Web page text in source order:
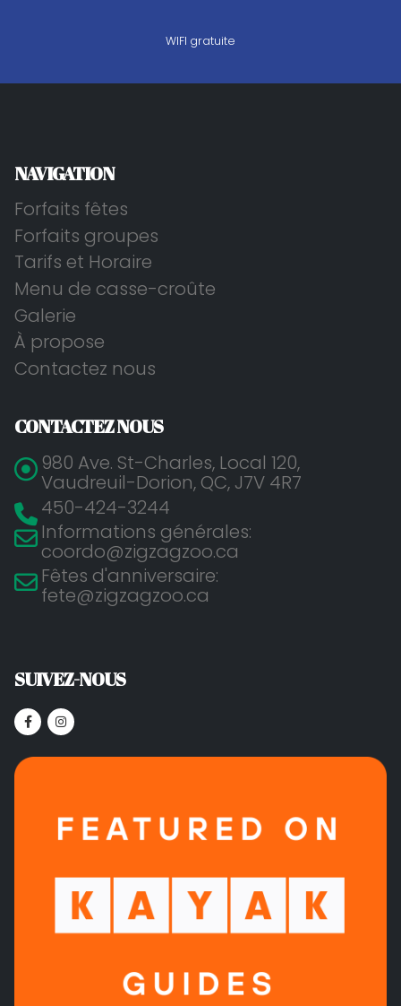
WIFI gratuite
NAVIGATION
Forfaits fêtes
Forfaits groupes
Tarifs et Horaire
Menu de casse-croûte
Galerie
À propose
Contactez nous
CONTACTEZ NOUS
980 Ave. St-Charles, Local 120,
Vaudreuil-Dorion, QC, J7V 4R7
450-424-3244
Informations générales:
coordo@zigzagzoo.ca
Fêtes d'anniversaire:
fete@zigzagzoo.ca
SUIVEZ-NOUS